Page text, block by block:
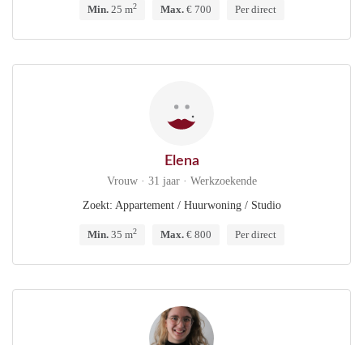
Min.25 m2 Max.€ 700 Per direct
Elena
Vrouw · 31 jaar · Werkzoekende
Zoekt: Appartement / Huurwoning / Studio
Min.35 m2 Max.€ 800 Per direct